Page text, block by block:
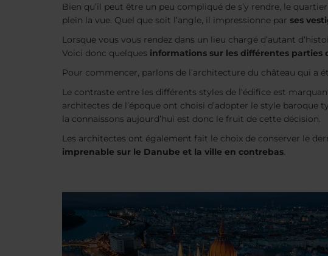
Bien qu’il peut être un peu compliqué de s’y rendre, le
plein la vue. Quel que soit l’angle, il impressionne par ses
Lorsque vous vous rendez dans un lieu chargé d’autant
Voici donc quelques informations sur les différentes parties
Pour commencer, parlons de l’architecture du château qui a
Le contraste entre les différents styles de l’édifice est
architectes de l’époque ont choisi d’adopter le style baroque
la connaissons aujourd’hui est donc le fruit de cette décision.
Les architectes ont également fait le choix de conserver le
imprenable sur le Danube et la ville en contrebas.